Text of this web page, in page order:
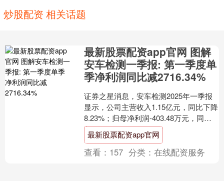
炒股配资 相关话题
最新股票配资app官网 图解
安车检测一季报: 第一季度单
季净利润同比减2716.34%
证券之星消息，安车检测2025年一季报
显示，公司主营收入1.15亿元，同比下降
8.23%；归母净利润-403.48万元，同比
下降2716.34%；扣非净利润-8....
最新股票配资app官网
查看： 157 分类：在线配资服务